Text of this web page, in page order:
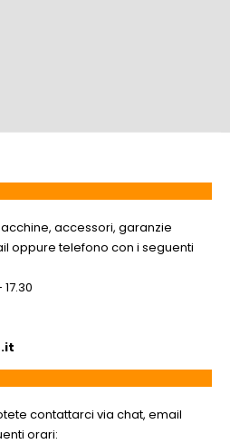
accessori, garanzie
oppure telefono con i seguenti
contattarci via chat, email
orari: